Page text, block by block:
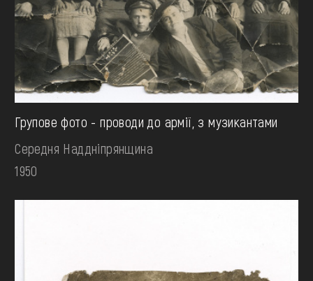
Групове фото - проводи до армії, з музикантами
Середня Наддніпрянщина
1950